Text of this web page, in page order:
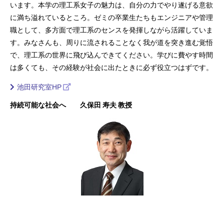
います。本学の理工系女子の魅力は、自分の力でやり遂げる意欲
に満ち溢れているところ。ゼミの卒業生たちもエンジニアや管理
職として、多方面で理工系のセンスを発揮しながら活躍していま
す。みなさんも、周りに流されることなく我が道を突き進む覚悟
で、理工系の世界に飛び込んできてください。学びに費やす時間
は多くても、その経験が社会に出たときに必ず役立つはずです。
池田研究室HP
持続可能な社会へ 久保田 寿夫 教授